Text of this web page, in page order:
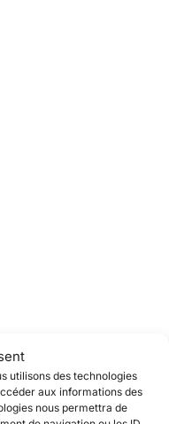
utilisons des technologies
aux informations des
nous permettra de